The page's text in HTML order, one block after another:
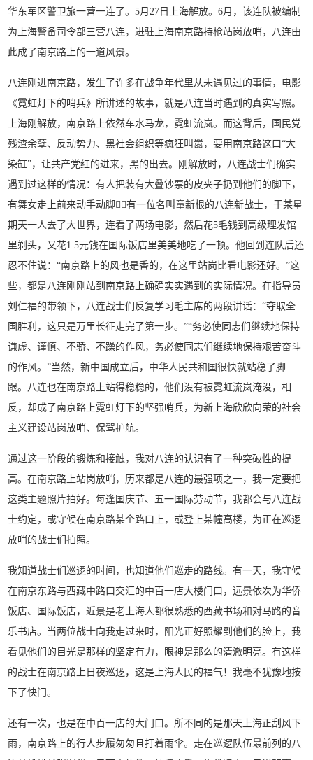
华东军区警卫旅一营一连了。5月27日上海解放。6月，该连队被编制
为上海警备司令部三营八连，进驻上海南京路持枪站岗放哨，八连由
此成了南京路上的一道风景。
八连刚进南京路，发生了许多在战争年代里从未遇见过的事情，电影
《霓虹灯下的哨兵》所讲述的故事，就是八连当时遇到的真实写照。
上海刚解放，南京路上依然车水马龙，霓虹流岚。而这背后，国民党
残渣余孽、反动势力、黑社会组织等疯狂叫嚣，要用南京路这口“大
染缸”，让共产党红的进来，黑的出去。刚解放时，八连战士们确实
遇到过这样的情况：有人把装有大叠钞票的皮夹子扔到他们的脚下，
有舞女走上前来动手动脚有一位名叫童新根的八连新战士，于某星
期天一人去了大世界，连看了两场电影，然后花5毛钱到高级理发馆
里剃头，又花1.5元钱在国际饭店里美美地吃了一顿。他回到连队后还
忍不住说：“南京路上的风也是香的，在这里站岗比看电影还好。”这
些，都是八连刚刚站到南京路上确确实实遇到的实际情况。在指导员
刘仁福的带领下，八连战士们反复学习毛主席的两段讲话：“夺取全
国胜利，这只是万里长征走完了第一步。”“务必使同志们继续地保持
谦虚、谨慎、不骄、不躁的作风，务必使同志们继续地保持艰苦奋斗
的作风。”当然，新中国成立后，中华人民共和国很快就站稳了脚
跟。八连也在南京路上站得稳稳的，他们没有被霓虹流岚淹没，相
反，却成了南京路上霓虹灯下的坚强哨兵，为新上海欣欣向荣的社会
主义建设站岗放哨、保驾护航。
通过这一阶段的锻炼和接触，我对八连的认识有了一种突破性的提
高。在南京路上站岗放哨，历来都是八连的最强项之一，我一定要把
这类主题照片拍好。每逢国庆节、五一国际劳动节，我都会与八连战
士约定，或守候在南京路某个路口上，或登上某幢高楼，为正在巡逻
放哨的战士们拍照。
我知道战士们巡逻的时间，也知道他们巡走的路线。有一天，我守候
在南京东路与西藏中路口交汇的中百一店大楼门口，远景依次为华侨
饭店、国际饭店，近景是老上海人都很熟悉的西藏书场和对马路的音
乐书店。当两位战士向我走过来时，阳光正好照耀到他们的脸上，我
看见他们的目光是那样的坚定有力，眼神是那么的清澈明亮。有这样
的战士在南京路上日夜巡逻，这是上海人民的福气！我毫不犹豫地按
下了快门。
还有一次，也是在中百一店的大门口。所不同的是那天上海正刮风下
雨，南京路上的行人步履匆匆且打着雨伞。走在巡逻队伍最前列的八